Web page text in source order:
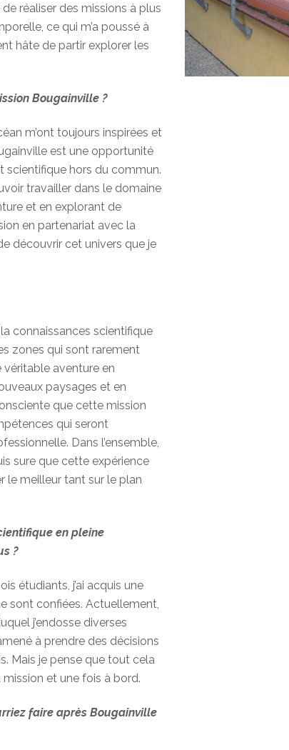
de réaliser des missions à plus
ce qui m’a poussé à
hâte de partir explorer les
Bougainville ?
m’ont toujours inspirées et
est une opportunité
scientifique hors du commun.
travailler dans le domaine
et en explorant de
en partenariat avec la
découvrir cet univers que je
connaissances scientifique
zones qui sont rarement
véritable aventure en
paysages et en
que cette mission
qui seront
Dans l’ensemble,
sure que cette expérience
le meilleur tant sur le plan
en pleine
?
étudiants, j’ai acquis une
sont confiées. Actuellement,
j’endosse diverses
à prendre des décisions
Mais je pense que tout cela
et une fois à bord.
faire après Bougainville